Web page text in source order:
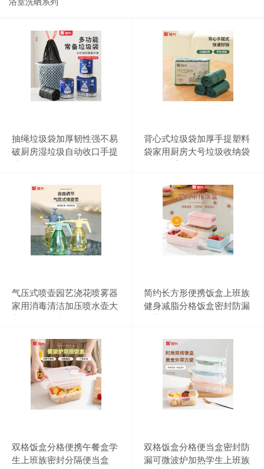
浴室洗晒系列
抽绳垃圾袋加厚韧性强不易
破厨房湿垃圾自动收口手提
背心式垃圾袋加厚手提塑料
袋家用厨房大号垃圾收纳袋
气压式喷壶园艺浇花喷雾器
家用消毒清洁加压喷水壶大
简约长方形便携饭盒上班族
健身减脂分格饭盒密封防漏
双格饭盒分格便携午餐盒学
生上班族密封分隔便当盒
双格饭盒分格便当盒密封防
漏可微波炉加热学生上班族